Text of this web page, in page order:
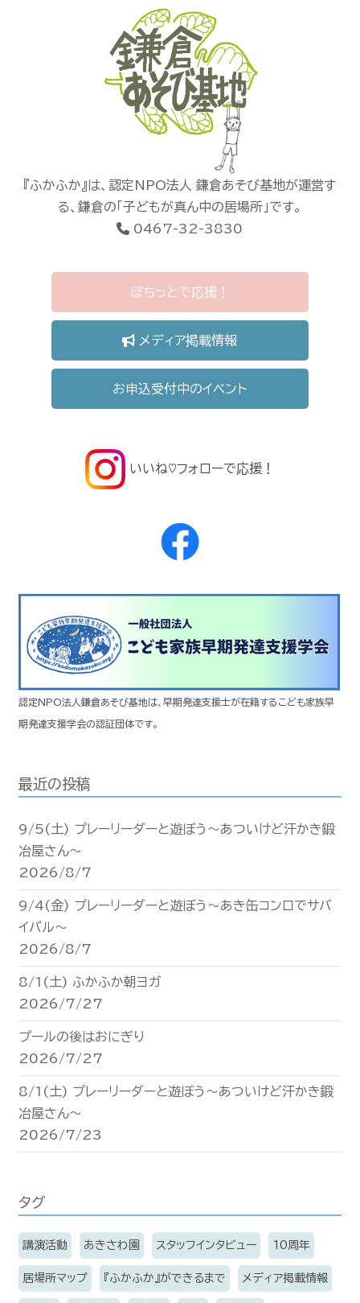
『ふかふか』は、認定NPO法人 鎌倉あそび基地が運営す
る、鎌倉の「子どもが真ん中の居場所」です。
0467-32-3830
ぽちっとで応援！
メディア掲載情報
お申込受付中のイベント
いいね♡フォローで応援！
認定NPO法人鎌倉あそび基地は、早期発達支援士が在籍するこども家族早
期発達支援学会の認証団体です。
最近の投稿
9/5(土) プレーリーダーと遊ぼう〜あついけど汗かき鍛
冶屋さん〜
2026/8/7
9/4(金) プレーリーダーと遊ぼう〜あき缶コンロでサバ
イバル〜
2026/8/7
8/1(土) ふかふか朝ヨガ
2026/7/27
プールの後はおにぎり
2026/7/27
8/1(土) プレーリーダーと遊ぼう〜あついけど汗かき鍛
冶屋さん〜
2026/7/23
タグ
講演活動 あきさわ園 スタッフインタビュー 10周年
居場所マップ 『ふかふか』ができるまで メディア掲載情報